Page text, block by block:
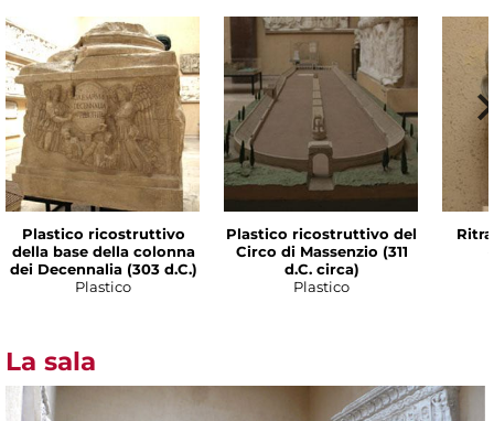
Plastico ricostruttivo
della base della colonna
dei Decennalia (303 d.C.)
Plastico
Plastico ricostruttivo del
Circo di Massenzio (311
d.C. circa)
Plastico
La sala